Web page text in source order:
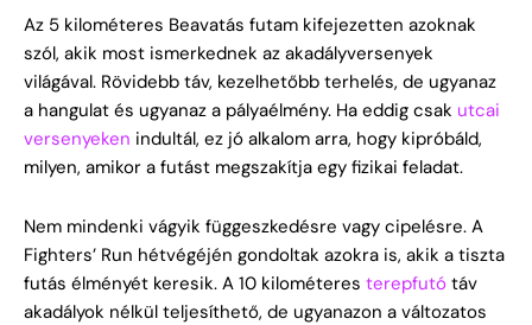
Az 5 kilométeres Beavatás futam kifejezetten azoknak
szól, akik most ismerkednek az akadályversenyek
világával. Rövidebb táv, kezelhetőbb terhelés, de ugyanaz
a hangulat és ugyanaz a pályaélmény. Ha eddig csak utcai
versenyeken indultál, ez jó alkalom arra, hogy kipróbáld,
milyen, amikor a futást megszakítja egy fizikai feladat.
Nem mindenki vágyik függeszkedésre vagy cipelésre. A
Fighters’ Run hétvégéjén gondoltak azokra is, akik a tiszta
futás élményét keresik. A 10 kilométeres terepfutó táv
akadályok nélkül teljesíthető, de ugyanazon a változatos